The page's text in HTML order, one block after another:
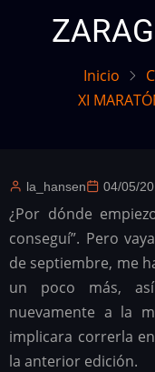
Inicio
XI
la_hansen 04/05/
¿Por dónde
conseguí”. Pero
de septiembre, me
un poco más,
nuevamente a la
implicara correrla
la anterior edición.